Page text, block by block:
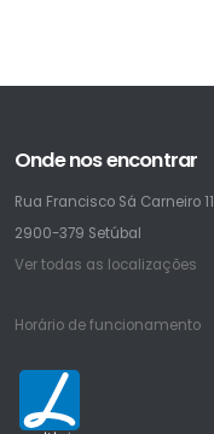
Onde nos encontrar
Rua Francisco Sá Carneiro 11
2900-379 Setúbal
Ver todas as localizações
Horário de funcionamento